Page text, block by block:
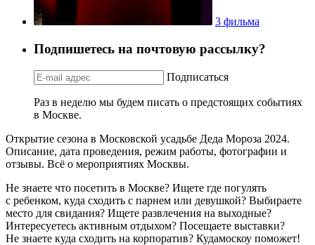
3 фильма
Подпишетесь на почтовую рассылку?
Подписаться
Раз в неделю мы будем писать о предстоящих событиях
в Москве.
Открытие сезона в Московской усадьбе Деда Мороза 2024.
Описание, дата проведения, режим работы, фотографии и
отзывы. Всё о мероприятиях Москвы.
Не знаете что посетить в Москве? Ищете где погулять
с ребенком, куда сходить с парнем или девушкой? Выбираете
место для свидания? Ищете развлечения на выходные?
Интересуетесь активным отдыхом? Посещаете выставки?
Не знаете куда сходить на корпоратив? Кудамоскоу поможет!